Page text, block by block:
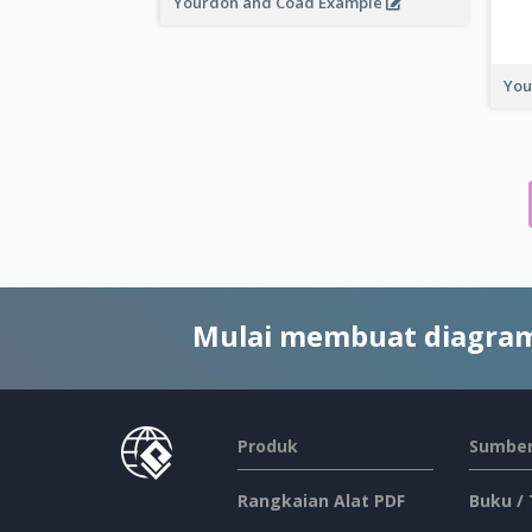
Mulai membuat
Produk
Rangkaian Alat PDF Buku /